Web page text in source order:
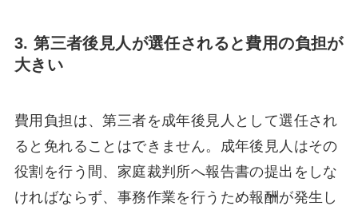
3. 第三者後見人が選任されると費用の負担が
大きい
費用負担は、第三者を成年後見人として選任され
ると免れることはできません。成年後見人はその
役割を行う間、家庭裁判所へ報告書の提出をしな
ければならず、事務作業を行うため報酬が発生し